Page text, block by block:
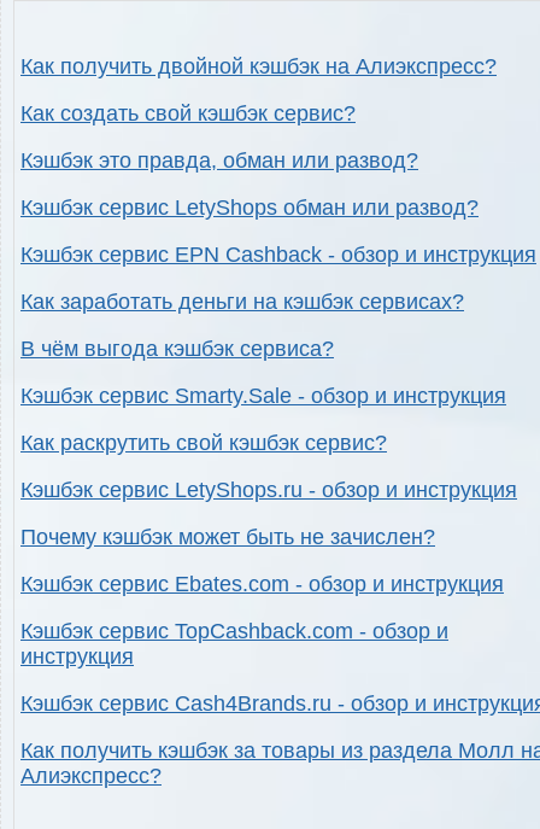
Как получить двойной кэшбэк на Алиэкспресс?
Как создать свой кэшбэк сервис?
Кэшбэк это правда, обман или развод?
Кэшбэк сервис LetyShops обман или развод?
Кэшбэк сервис EPN Cashback - обзор и инструкция
Как заработать деньги на кэшбэк сервисах?
В чём выгода кэшбэк сервиса?
Кэшбэк сервис Smarty.Sale - обзор и инструкция
Как раскрутить свой кэшбэк сервис?
Кэшбэк сервис LetyShops.ru - обзор и инструкция
Почему кэшбэк может быть не зачислен?
Кэшбэк сервис Ebates.com - обзор и инструкция
Кэшбэк сервис TopCashback.com - обзор и
инструкция
Кэшбэк сервис Cash4Brands.ru - обзор и
Как получить кэшбэк за товары из раздела Молл
Алиэкспресс?